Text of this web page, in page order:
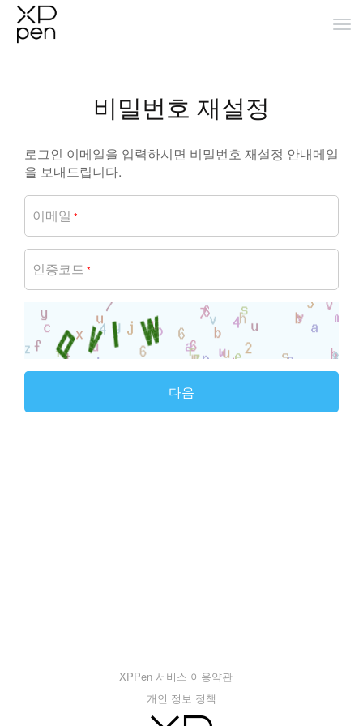
비밀번호 재설정
로그인 이메일을 입력하시면 비밀번호 재설정 안내메일
을 보내드립니다.
이메일 *
인증코드 *
다음
XPPen 서비스 이용약관
개인 정보 정책